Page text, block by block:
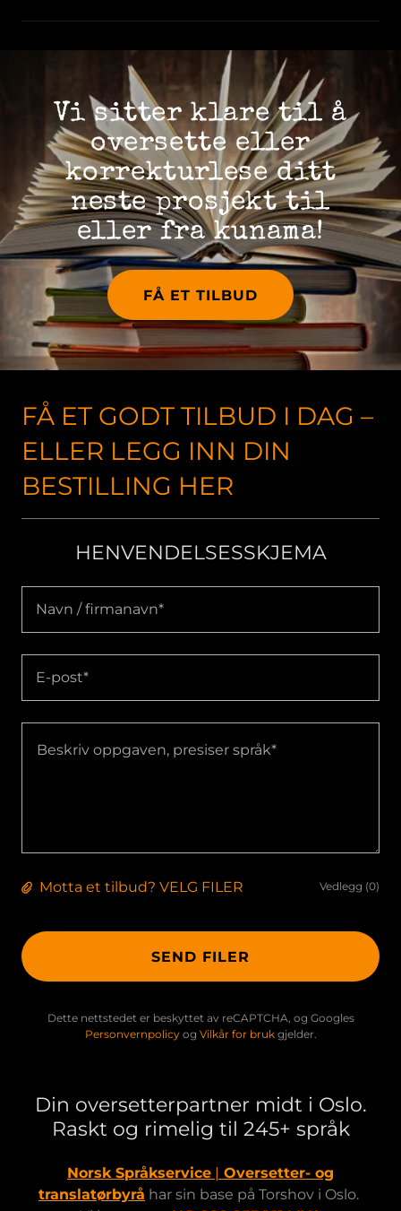
Vi sitter klare til å
oversette eller
korrekturlese ditt
neste prosjekt til
eller fra kunama!
FÅ ET TILBUD
FÅ ET GODT TILBUD I DAG –
ELLER LEGG INN DIN
BESTILLING HER
HENVENDELSESSKJEMA
Navn / firmanavn*
E-post*
Motta et tilbud? VELG FILER Vedlegg (0)
SEND FILER
Dette nettstedet er beskyttet av reCAPTCHA, og Googles
Personvernpolicyog Vilkår for brukgjelder.
Din oversetterpartner midt i Oslo.
Raskt og rimelig til 245+ språk
Norsk Språkservice | Oversetter- og
translatørbyrå har sin base på Torshov i Oslo.